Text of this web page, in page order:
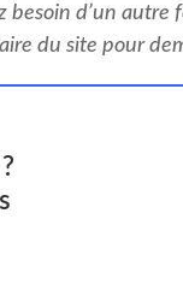
besoin d’un autre
du site pour